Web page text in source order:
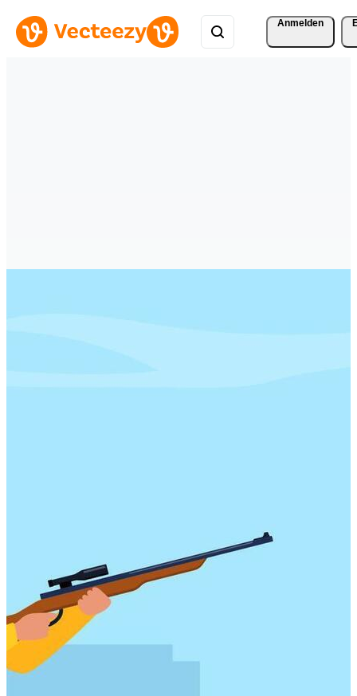
Anmelden